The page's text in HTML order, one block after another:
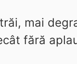
mai
fără